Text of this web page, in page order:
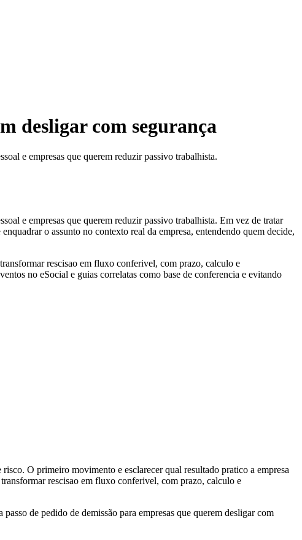
desligar com segurança
e empresas que querem reduzir passivo trabalhista.
e empresas que querem reduzir passivo trabalhista. Em vez de tratar
o assunto no contexto real da empresa, entendendo quem decide,
rescisao em fluxo conferivel, com prazo, calculo e
no eSocial e guias correlatas como base de conferencia e evitando
O primeiro movimento e esclarecer qual resultado pratico a empresa
rescisao em fluxo conferivel, com prazo, calculo e
de pedido de demissão para empresas que querem desligar com